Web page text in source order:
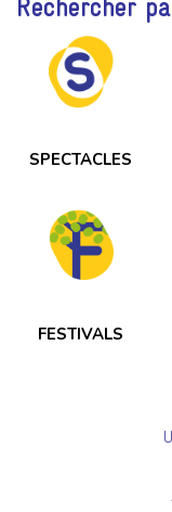
Rechercher
SPECTACLES
FESTIVALS